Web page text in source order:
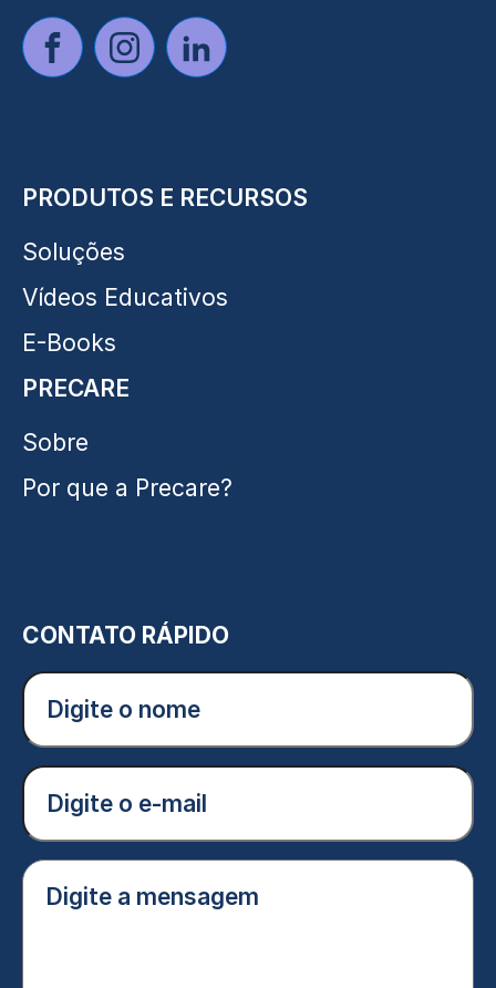
PRODUTOS E RECURSOS
Soluções
Vídeos Educativos
E-Books
PRECARE
Sobre
Por que a Precare?
CONTATO RÁPIDO
Digite
nome
E-
mail(Obrigatório)
Digite